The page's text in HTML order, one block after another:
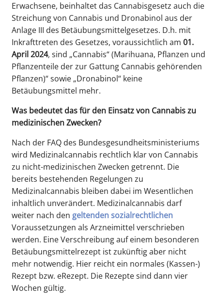
Erwachsene, beinhaltet das Cannabisgesetz auch die
Streichung von Cannabis und Dronabinol aus der
Anlage III des Betäubungsmittelgesetzes. D.h. mit
Inkrafttreten des Gesetzes, voraussichtlich am 01.
April 2024, sind „Cannabis“ (Marihuana, Pflanzen und
Pflanzenteile der zur Gattung Cannabis gehörenden
Pflanzen)“ sowie „Dronabinol“ keine
Betäubungsmittel mehr.
Was bedeutet das für den Einsatz von Cannabis zu
medizinischen Zwecken?
Nach der FAQ des Bundesgesundheitsministeriums
wird Medizinalcannabis rechtlich klar von Cannabis
zu nicht-medizinischen Zwecken getrennt. Die
bereits bestehenden Regelungen zu
Medizinalcannabis bleiben dabei im Wesentlichen
inhaltlich unverändert. Medizinalcannabis darf
weiter nach den geltenden sozialrechtlichen
Voraussetzungen als Arzneimittel verschrieben
werden. Eine Verschreibung auf einem besonderen
Betäubungsmittelrezept ist zukünftig aber nicht
mehr notwendig. Hier reicht ein normales (Kassen-)
Rezept bzw. eRezept. Die Rezepte sind dann vier
Wochen gültig.